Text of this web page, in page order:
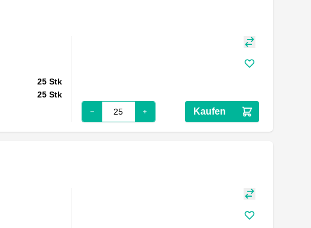
25 Stk
25 Stk
Kaufen